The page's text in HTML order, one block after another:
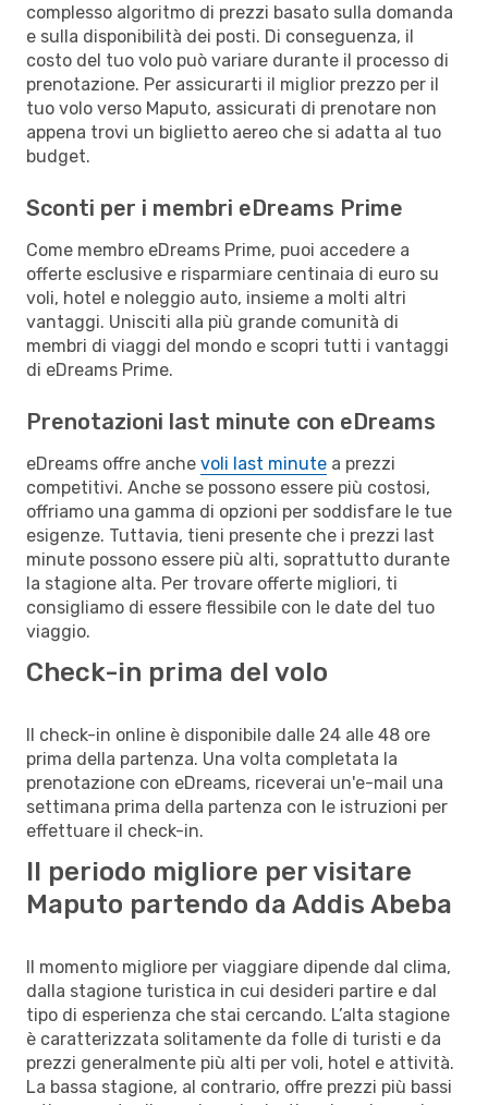
complesso algoritmo di prezzi basato sulla domanda
e sulla disponibilità dei posti. Di conseguenza, il
costo del tuo volo può variare durante il processo di
prenotazione. Per assicurarti il miglior prezzo per il
tuo volo verso Maputo, assicurati di prenotare non
appena trovi un biglietto aereo che si adatta al tuo
budget.
Sconti per i membri eDreams Prime
Come membro eDreams Prime, puoi accedere a
offerte esclusive e risparmiare centinaia di euro su
voli, hotel e noleggio auto, insieme a molti altri
vantaggi. Unisciti alla più grande comunità di
membri di viaggi del mondo e scopri tutti i vantaggi
di eDreams Prime.
Prenotazioni last minute con eDreams
eDreams offre anche voli last minute a prezzi
competitivi. Anche se possono essere più costosi,
offriamo una gamma di opzioni per soddisfare le tue
esigenze. Tuttavia, tieni presente che i prezzi last
minute possono essere più alti, soprattutto durante
la stagione alta. Per trovare offerte migliori, ti
consigliamo di essere flessibile con le date del tuo
viaggio.
Check-in prima del volo
Il check-in online è disponibile dalle 24 alle 48 ore
prima della partenza. Una volta completata la
prenotazione con eDreams, riceverai un'e-mail una
settimana prima della partenza con le istruzioni per
effettuare il check-in.
Il periodo migliore per visitare
Maputo partendo da Addis Abeba
Il momento migliore per viaggiare dipende dal clima,
dalla stagione turistica in cui desideri partire e dal
tipo di esperienza che stai cercando. L’alta stagione
è caratterizzata solitamente da folle di turisti e da
prezzi generalmente più alti per voli, hotel e attività.
La bassa stagione, al contrario, offre prezzi più bassi